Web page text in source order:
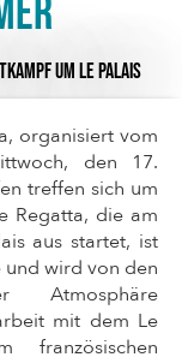
UM LE PALAIS
organisiert vom
den 17.
treffen sich um
Regatta, die am
aus startet, ist
wird von den
Atmosphäre
mit dem Le